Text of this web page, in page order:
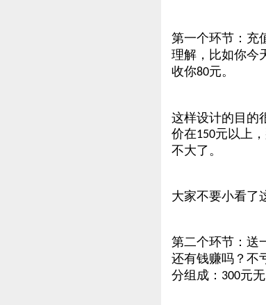
第一个环节：充
理解，比如你今
收你80元。
这样设计的目的
价在150元以上
不大了。
大家不要小看了
第二个环节：送
还有钱赚吗？不
分组成： 300元